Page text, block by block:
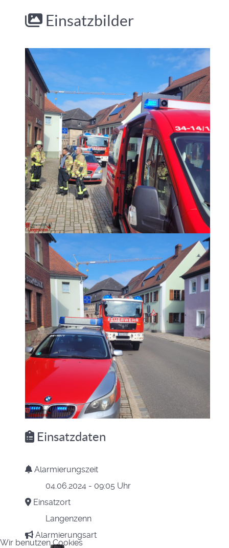
Einsatzbilder
Einsatzdaten
Alarmierungszeit
04.06.2024 - 09:05 Uhr
Einsatzort
Langenzenn
Alarmierungsart
Wir benutzen Cookies